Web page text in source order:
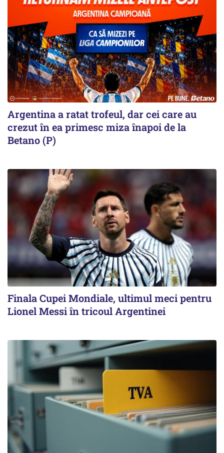
Argentina a ratat trofeul, dar cei care au
crezut în ea primesc miza înapoi de la
Betano (P)
Finala Cupei Mondiale, ultimul meci pentru
Lionel Messi în tricoul Argentinei